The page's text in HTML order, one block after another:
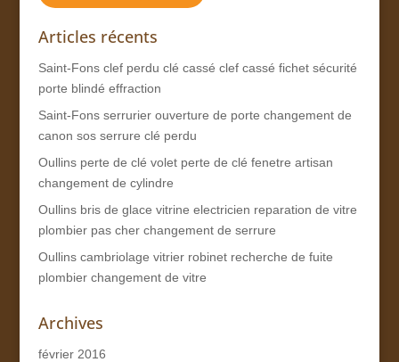
Articles récents
Saint-Fons clef perdu clé cassé clef cassé fichet sécurité
porte blindé effraction
Saint-Fons serrurier ouverture de porte changement de
canon sos serrure clé perdu
Oullins perte de clé volet perte de clé fenetre artisan
changement de cylindre
Oullins bris de glace vitrine electricien reparation de vitre
plombier pas cher changement de serrure
Oullins cambriolage vitrier robinet recherche de fuite
plombier changement de vitre
Archives
février 2016